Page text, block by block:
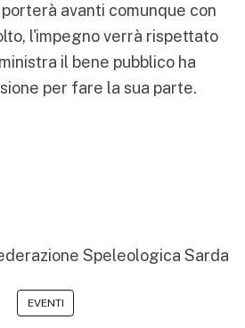
avanti comunque con
l'impegno verrà rispettato
il bene pubblico ha
per fare la sua parte.
Speleologica Sarda
EVENTI